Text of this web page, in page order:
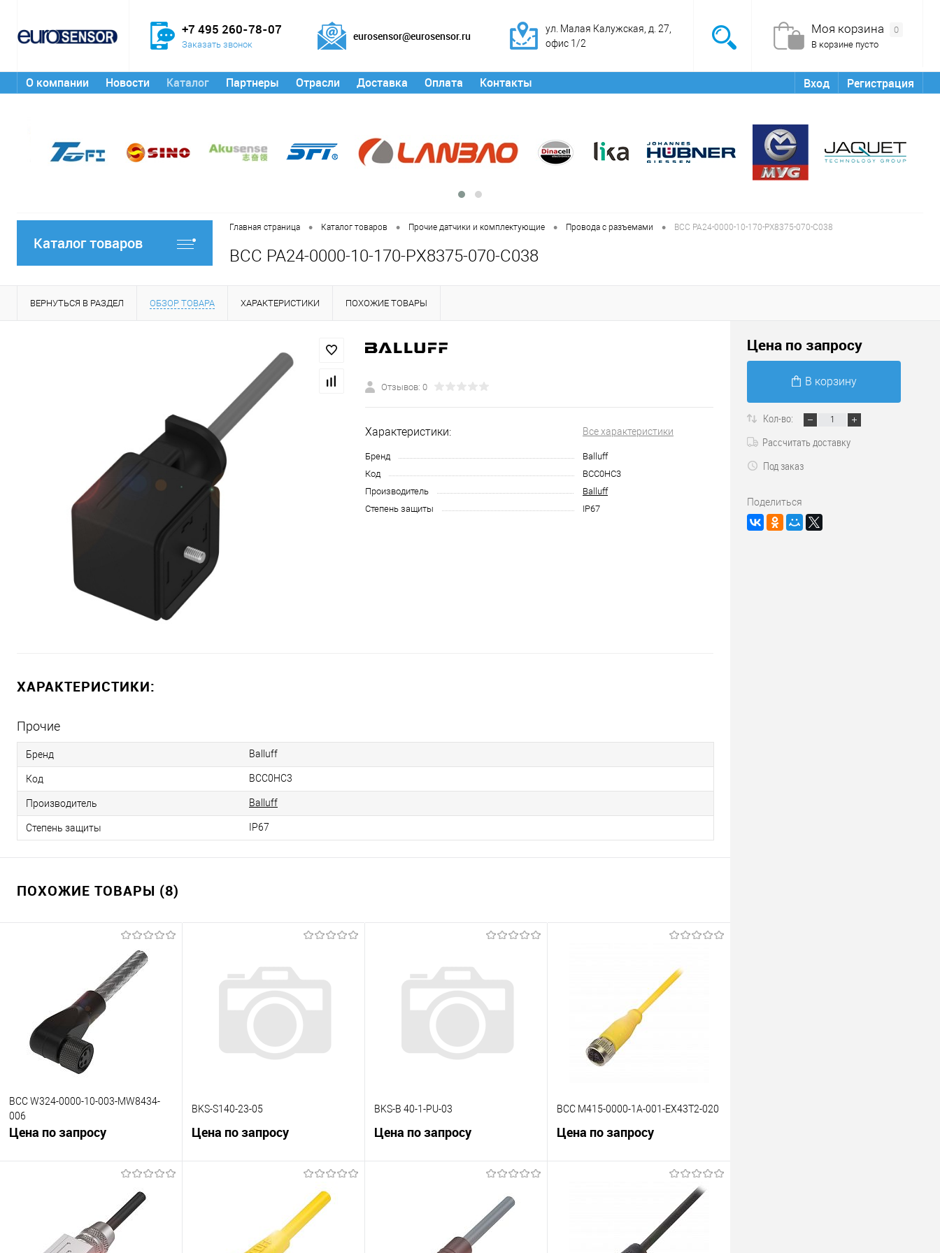
+7 495 260-78-07
Заказать звонок
eurosensor@eurosensor.ru
ул. Малая Калужская, д. 27,
офис 1/2
Моя корзина
0
В корзине пусто
О компании Новости Каталог Партнеры Отрасли Доставка Оплата Контакты Вход Регистрация
Каталог товаров
Главная страница • Каталог товаров • Прочие датчики и комплектующие • Провода с разъемами • BCC PA24-0000-10-170-PX8375-070-C038
BCC PA24-0000-10-170-PX8375-070-C038
ВЕРНУТЬСЯ В РАЗДЕЛ ОБЗОР ТОВАРА ХАРАКТЕРИСТИКИ ПОХОЖИЕ ТОВАРЫ
Отзывов: 0
Характеристики: Все характеристики
Бренд
Balluff
Код
BCC0HC3
Производитель
Balluff
Степень защиты
IP67
ХАРАКТЕРИСТИКИ:
Прочие
Бренд Balluff
Код BCC0HC3
Производитель Balluff
Степень защиты IP67
ПОХОЖИЕ ТОВАРЫ (8)
BCC W324-0000-10-003-MW8434-
006
Цена по запросу
В корзину
В избранное
BKS-S140-23-05
Цена по запросу
В корзину
В избранное
BKS-B 40-1-PU-03
Цена по запросу
В корзину
Под заказ
BCC M415-0000-1A-001-EX43T2-020
Цена по запросу
В корзину
Цена по запросу
В корзину
Кол-во:
Рассчитать доставку
Под заказ
Поделиться